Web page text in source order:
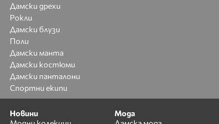
Дамски дрехи
Рокли
Дамски блузи
Поли
Дамски манта
Дамски костюми
Дамски панталони
Спортни екипи
Новини
Мода